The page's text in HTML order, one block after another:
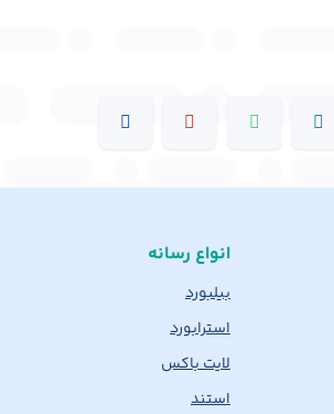
انواع رسانه
بیلبورد
استرابورد
لایت باکس
استند